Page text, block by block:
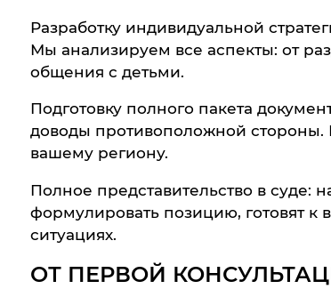
Разработку индивидуальной
Мы анализируем все аспекты: от
общения с детьми.
Подготовку полного пакета
доводы противоположной стороны.
вашему региону.
Полное представительство в суде:
формулировать позицию, готовят
ситуациях.
ОТ ПЕРВОЙ